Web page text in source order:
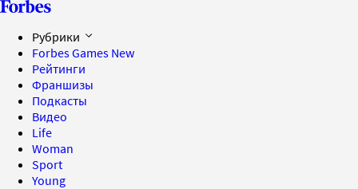
Рубрики
Forbes Games New
Рейтинги
Франшизы
Подкасты
Видео
Life
Woman
Sport
Young